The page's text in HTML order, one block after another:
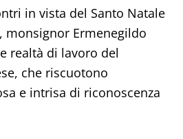
in vista del Santo Natale
monsignor Ermenegildo
realtà di lavoro del
che riscuotono
e intrisa di riconoscenza